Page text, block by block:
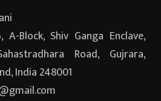
Block, Shiv Ganga Enclave,
Road, Gujrara,
India 248001